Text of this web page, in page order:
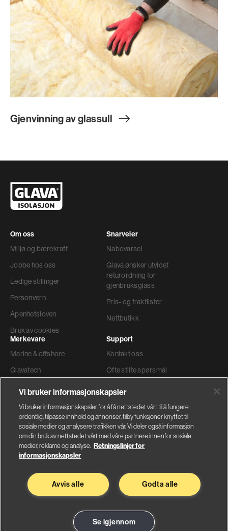
Gjenvinning av glassull
Om oss
Miljø og bærekraft
Jobbe hos oss
Ledige stillinger
Personvern
Åpenhetsloven
Bruk av cookies
Snarveier
Nabovarsel
Glava ønsker utvidet
returordning for
gjenbruksglass
Pris- og fraktlister
Nettbutikk
Merkevare
Marine & offshore
Glavatech
Weber
Support
Kontakt oss
Ofte stilte spørsmål
Ordre og levering
Faktura adresse
Glava AS
Nybråtveien 2
Saint-Gobain Byggevarer
Sandstuveien 68
Se på kart
Vi bruker informasjonskapsler
Vi bruker informasjonskapsler for å få nettstedet vårt til å fungere
ordentlig, tilpasse innhold og annonser, tilby funksjoner knyttet til
sosiale medier og analysere trafikken vår. Vi deler også informasjon
om din bruk av nettstedet vårt med våre partnere innenfor sosiale
medier, reklame og analyse. Retningslinjer for
informasjonskapsler
Godta alle
Avvis alle
Se igjennom